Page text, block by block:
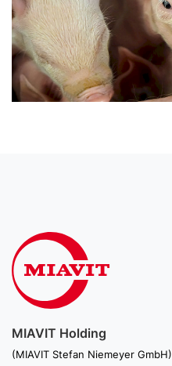
MIAVIT Holding
(MIAVIT Stefan Niemeyer GmbH)